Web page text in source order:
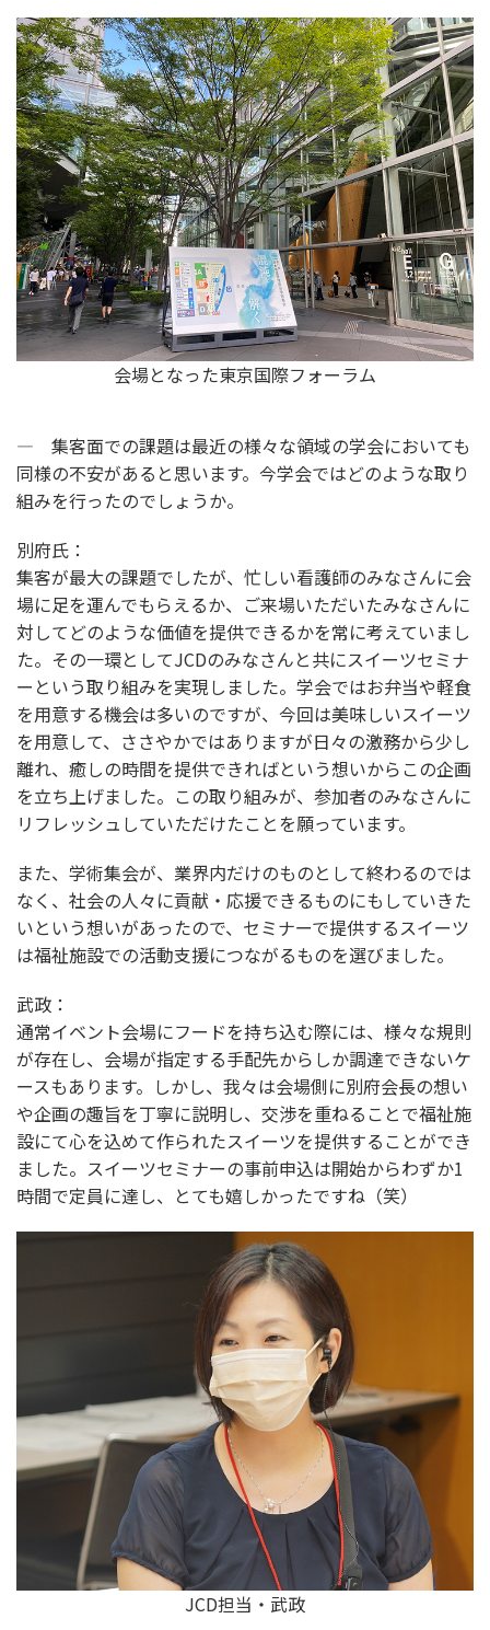
会場となった東京国際フォーラム
― 集客面での課題は最近の様々な領域の学会においても
同様の不安があると思います。今学会ではどのような取り
組みを行ったのでしょうか。
別府氏：
集客が最大の課題でしたが、忙しい看護師のみなさんに会
場に足を運んでもらえるか、ご来場いただいたみなさんに
対してどのような価値を提供できるかを常に考えていまし
た。その一環としてJCDのみなさんと共にスイーツセミナ
ーという取り組みを実現しました。学会ではお弁当や軽食
を用意する機会は多いのですが、今回は美味しいスイーツ
を用意して、ささやかではありますが日々の激務から少し
離れ、癒しの時間を提供できればという想いからこの企画
を立ち上げました。この取り組みが、参加者のみなさんに
リフレッシュしていただけたことを願っています。
また、学術集会が、業界内だけのものとして終わるのでは
なく、社会の人々に貢献・応援できるものにもしていきた
いという想いがあったので、セミナーで提供するスイーツ
は福祉施設での活動支援につながるものを選びました。
武政：
通常イベント会場にフードを持ち込む際には、様々な規則
が存在し、会場が指定する手配先からしか調達できないケ
ースもあります。しかし、我々は会場側に別府会長の想い
や企画の趣旨を丁寧に説明し、交渉を重ねることで福祉施
設にて心を込めて作られたスイーツを提供することができ
ました。スイーツセミナーの事前申込は開始からわずか1
時間で定員に達し、とても嬉しかったですね（笑）
JCD担当・武政